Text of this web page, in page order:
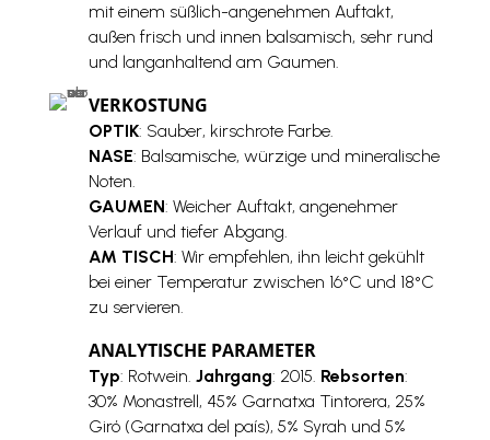
mit einem süßlich-angenehmen Auftakt,
außen frisch und innen balsamisch, sehr rund
und langanhaltend am Gaumen.
VERKOSTUNG
OPTIK: Sauber, kirschrote Farbe.
NASE: Balsamische, würzige und mineralische
Noten.
GAUMEN: Weicher Auftakt, angenehmer
Verlauf und tiefer Abgang.
AM TISCH: Wir empfehlen, ihn leicht gekühlt
bei einer Temperatur zwischen 16°C und 18°C
zu servieren.
ANALYTISCHE PARAMETER
Typ: Rotwein. Jahrgang: 2015. Rebsorten:
30% Monastrell, 45% Garnatxa Tintorera, 25%
Giró (Garnatxa del país), 5% Syrah und 5%